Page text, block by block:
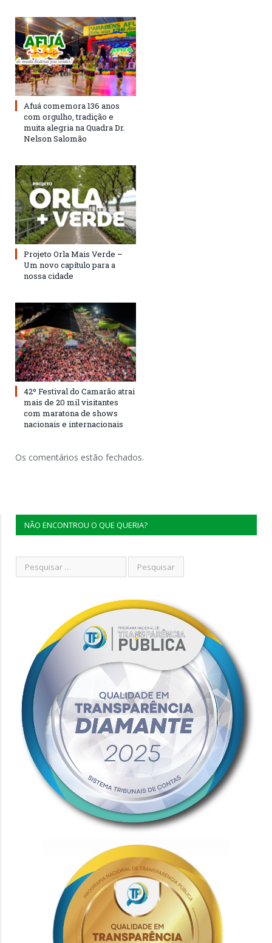
Afuá comemora 136 anos
com orgulho, tradição e
muita alegria na Quadra Dr.
Nelson Salomão
Projeto Orla Mais Verde –
Um novo capítulo para a
nossa cidade
42º Festival do Camarão atrai
mais de 20 mil visitantes
com maratona de shows
nacionais e internacionais
Os comentários estão fechados.
NÃO ENCONTROU O QUE QUERIA?